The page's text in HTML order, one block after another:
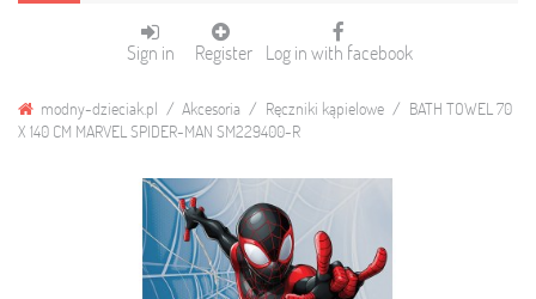
Sign in Register Log in with facebook
modny-dzieciak.pl Akcesoria Ręczniki kąpielowe
BATH TOWEL 70
X 140 CM MARVEL SPIDER-MAN SM229400-R